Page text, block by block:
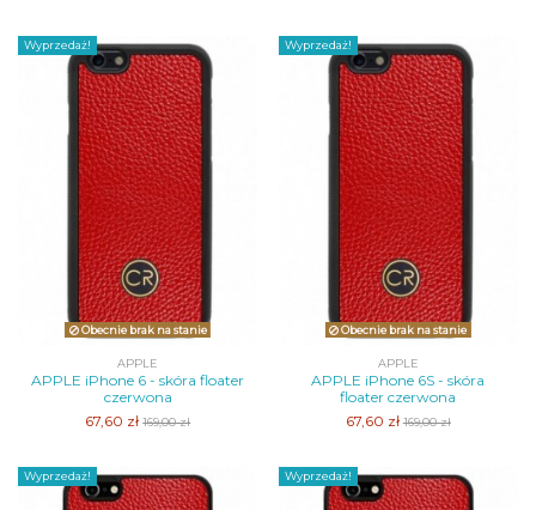
Wyprzedaż!
Obecnie brak na stanie
APPLE
APPLE iPhone 6 - skóra floater
czerwona
67,60 zł169,00 zł
Wyprzedaż!
Obecnie brak na stanie
APPLE
APPLE iPhone 6S - skóra
floater czerwona
67,60 zł169,00 zł
Wyprzedaż! Wyprzedaż!